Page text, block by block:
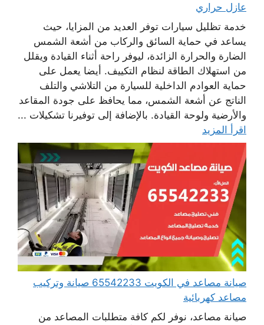
عازل حراري
خدمة تظليل سيارات توفر العديد من المزايا، حيث
يساعد في حماية السائق والركاب من أشعة الشمس
الضارة والحرارة الزائدة، ليوفر راحة أثناء القيادة ويقلل
من استهلاك الطاقة لنظام التكييف. أيضا يعمل على
حماية العوادم الداخلية للسيارة من التلاشي والتلف
الناتج عن أشعة الشمس، مما يحافظ على جودة المقاعد
والأرضية ولوحة القيادة. بالإضافة إلى توفيرنا تشكيلات ...
اقرأ المزيد
صيانة مصاعد في الكويت 65542233 صيانة وتركيب
مصاعد كهربائية
صيانة مصاعد، نوفر لكم كافة متطلبات المصاعد من